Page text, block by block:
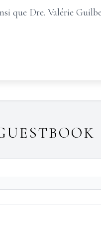
que Dre. Valérie